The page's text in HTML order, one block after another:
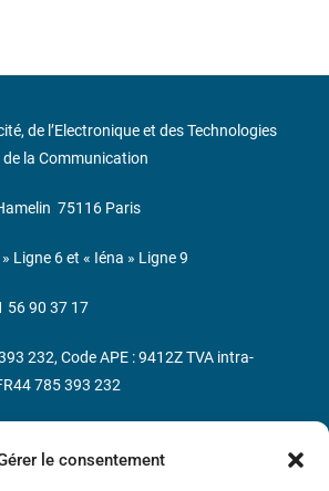
le consentement
découvertes d’André-
de l’Electronique et des Technologies
la Communication
75116 Paris
Ligne 6 et « Iéna » Ligne 9
56 90 37 17
232, Code APE : 9412Z TVA intra-
785 393 232